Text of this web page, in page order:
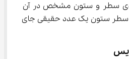
سطر و ستون مشخص در آن
سطر ستون یک عدد حقیقی جای